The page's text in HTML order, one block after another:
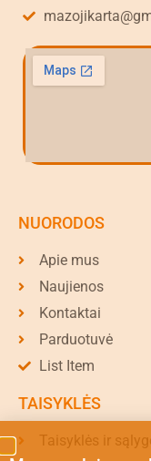
NUORODOS
Apie mus
Naujienos
Kontaktai
Parduotuvė
List Item
TAISYKLĖS
Taisyklės ir